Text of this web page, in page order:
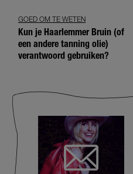
GOED OM TE WETEN
Kun je Haarlemmer Bruin (of
een andere tanning olie)
verantwoord gebruiken?